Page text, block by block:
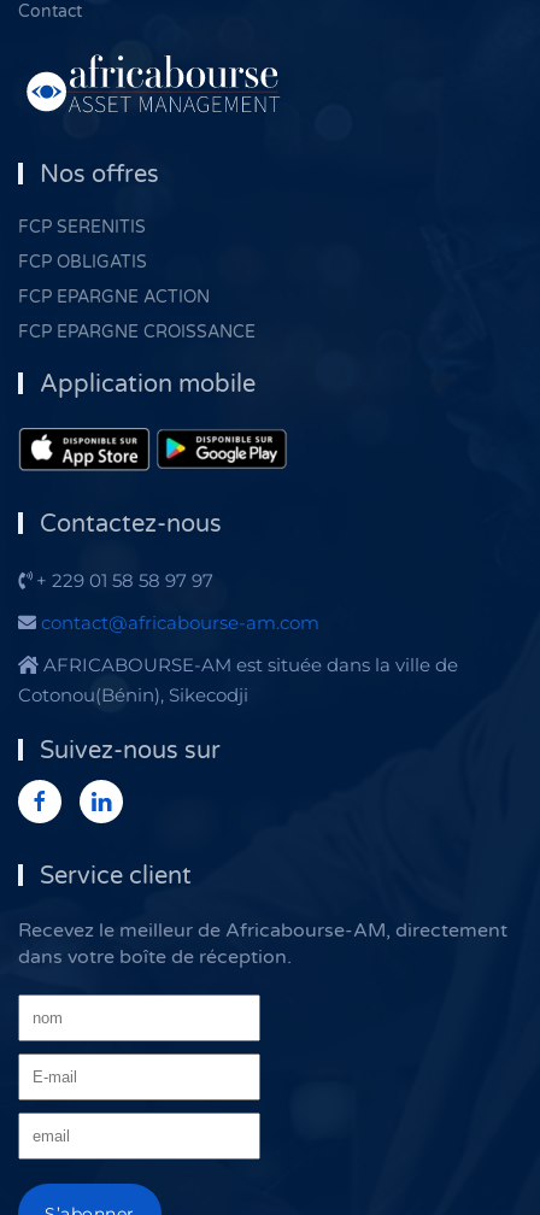
Contact
Nos offres
FCP SERENITIS
FCP OBLIGATIS
FCP EPARGNE ACTION
FCP EPARGNE CROISSANCE
Application mobile
Contactez-nous
+ 229 01 58 58 97 97
contact@africabourse-am.com
AFRICABOURSE-AM est située dans la ville de
Cotonou(Bénin), Sikecodji
Suivez-nous sur
Service client
Recevez le meilleur de Africabourse-AM, directement
dans votre boîte de réception.